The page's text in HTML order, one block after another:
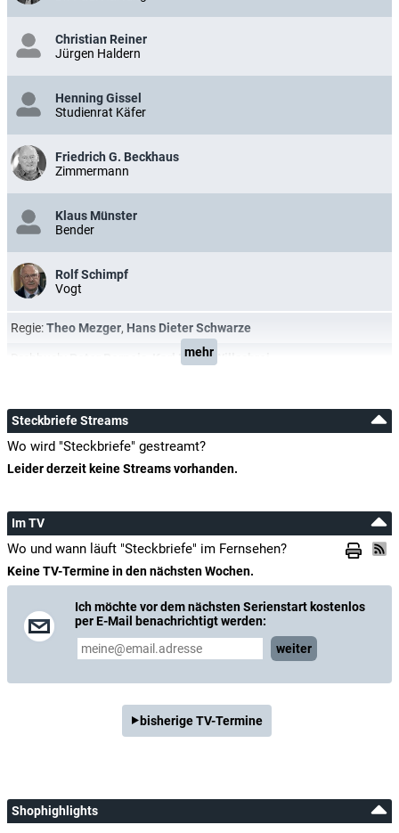
Christian Reiner
Jürgen Haldern
Henning Gissel
Studienrat Käfer
Friedrich G. Beckhaus
Zimmermann
Klaus Münster
Bender
Rolf Schimpf
Vogt
Regie:Theo Mezger, Hans Dieter Schwarze
Karl Heinz Willschrei
mehr
Steckbriefe Streams
Wo wird "Steckbriefe" gestreamt?
Leider derzeit keine Streams vorhanden.
Im TV
Wo und wann läuft "Steckbriefe" im Fernsehen?
Keine TV-Termine in den nächsten Wochen.
Ich möchte vor dem nächsten Serienstart kostenlos
per E-Mail benachrichtigt werden:
weiter
bisherige TV-Termine
Shophighlights